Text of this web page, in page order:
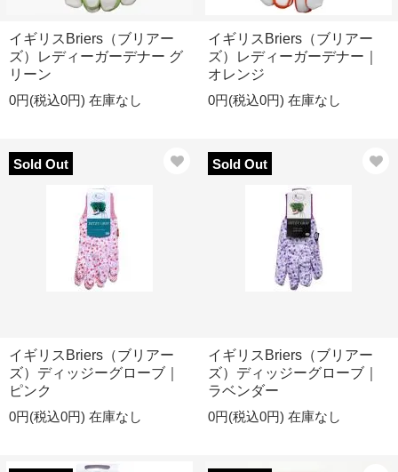
イギリスBriers（ブリアー
ズ）レディーガーデナー グ
リーン
0円(税込0円) 在庫なし
イギリスBriers（ブリアー
ズ）レディーガーデナー｜
オレンジ
0円(税込0円) 在庫なし
Sold Out
イギリスBriers（ブリアー
ズ）ディッジーグローブ｜
ピンク
0円(税込0円) 在庫なし
Sold Out
イギリスBriers（ブリアー
ズ）ディッジーグローブ｜
ラベンダー
0円(税込0円) 在庫なし